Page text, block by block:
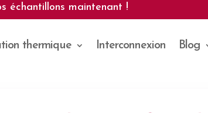
échantillons maintenant !
thermique Interconnexion
Blog